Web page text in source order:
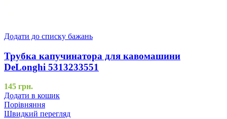
Додати до списку бажань
Трубка капучинатора для кавомашини
DeLonghi 5313233551
145 грн.
Додати в кошик
Порівняння
Швидкий перегляд